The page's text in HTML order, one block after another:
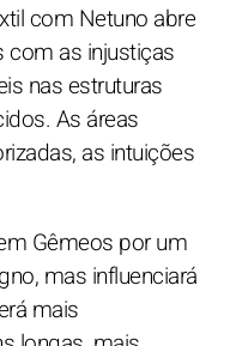
com Netuno abre
com as injustiças
nas estruturas
As áreas
as intuições
Gêmeos por um
mas influenciará
mais